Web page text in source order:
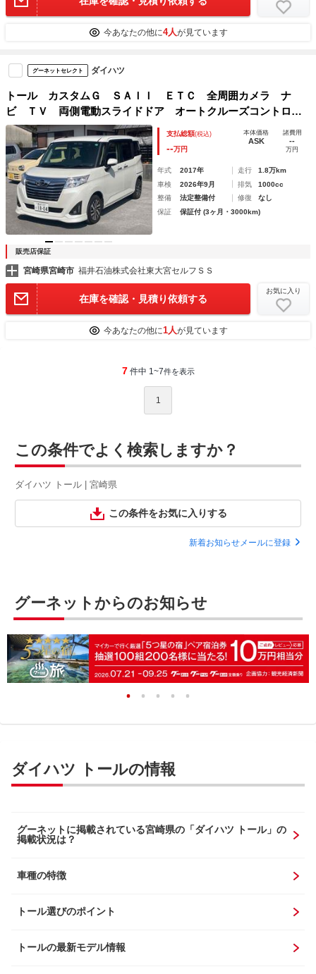
今あなたの他に4人が見ています
グーネットセレクト ダイハツ
トール カスタムＧ ＳＡＩＩ ＥＴＣ 全周囲カメラ ナ
ビ ＴＶ 両側電動スライドドア オートクルーズコントロー
ル 衝突被害軽減システム アルミホイール オートライト
ＬＥＤヘッドランプ スマートキー アイドリングストップ
支払総額(税込)
--万円
本体価格
ASK
諸費用
--
万円
年式 2017年 走行
1.8万km
車検
2026年9月 排気
1000cc
整備
法定整備付 修復
なし
保証
保証付 (3ヶ月・3000km)
販売店保証
宮崎県宮崎市 福井石油株式会社東大宮セルフＳＳ
在庫を確認・見積り依頼する
お気に入り
今あなたの他に1人が見ています
7 件中 1~7件を表示
1
この条件でよく検索しますか？
ダイハツ トール | 宮崎県
この条件をお気に入りする
新着お知らせメールに登録
グーネットからのお知らせ
ダイハツ トールの情報
グーネットに掲載されている宮崎県の「ダイハツ トール」の
掲載状況は？
車種の特徴
トール選びのポイント
トールの最新モデル情報